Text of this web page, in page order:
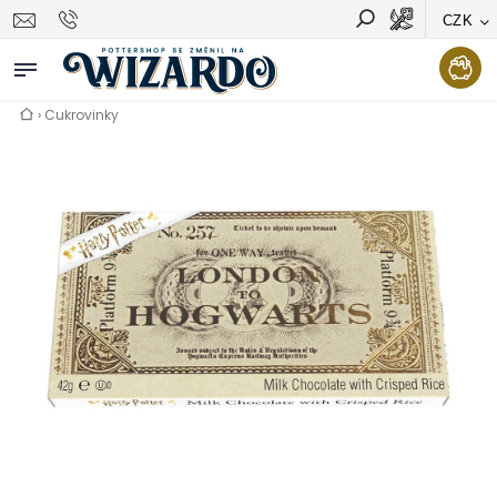
CZK
Vyhledávání Hledat
› Cukrovinky